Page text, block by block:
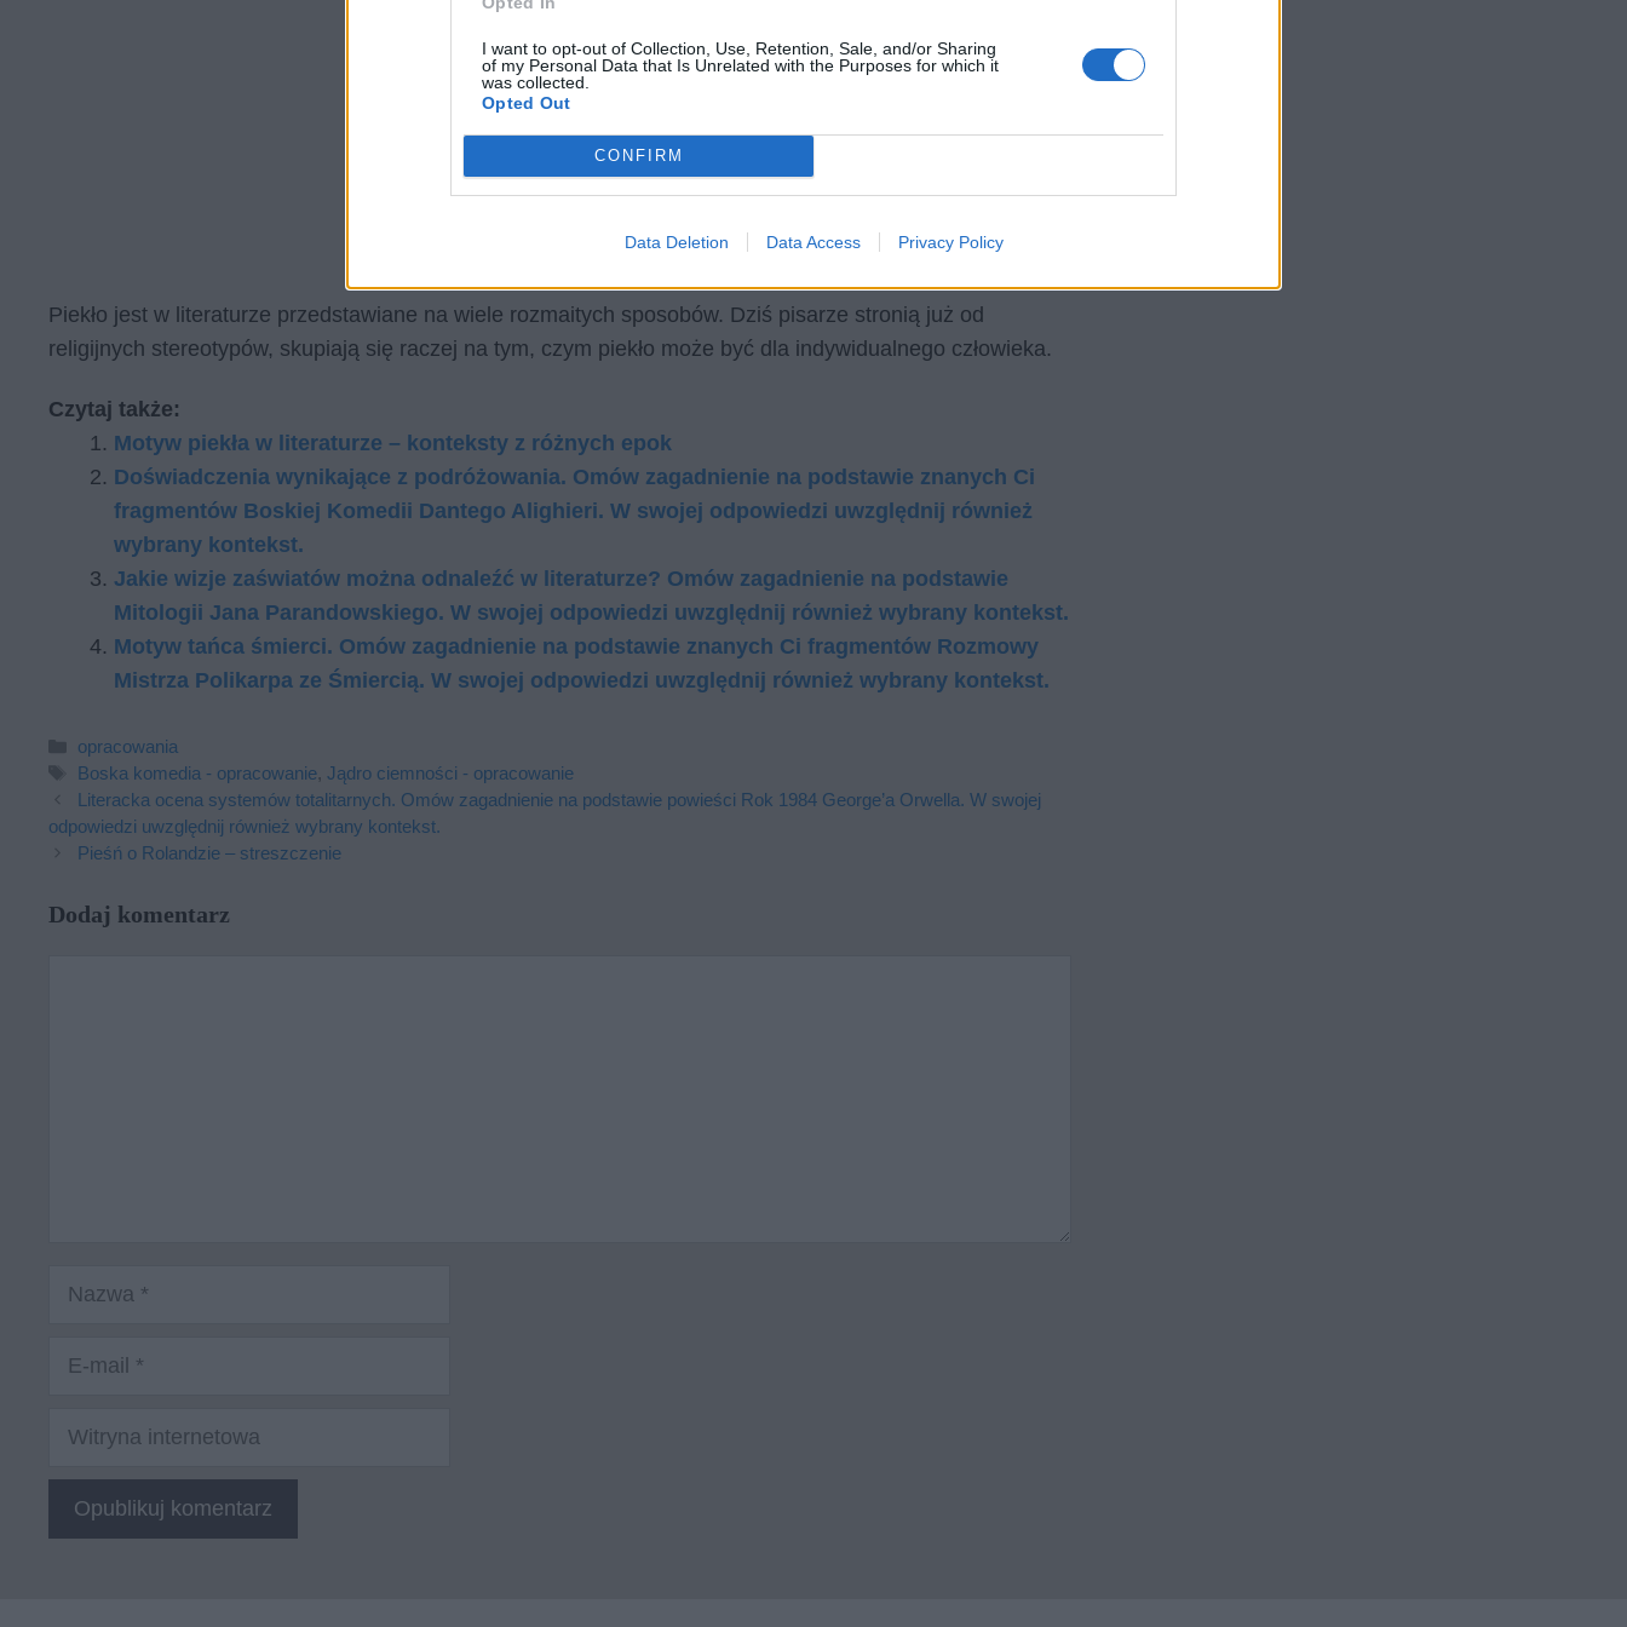
I want to opt-out of Collection, Use, Retention, Sale, and/or Sharing
of my Personal Data that Is Unrelated with the Purposes for which it
was collected.
Opted Out
CONFIRM
Data Deletion Data Access Privacy Policy
Piekło jest w literaturze przedstawiane na wiele rozmaitych sposobów. Dziś pisarze stronią już od
religijnych stereotypów, skupiają się raczej na tym, czym piekło może być dla indywidualnego człowieka.
Czytaj także:
Motyw piekła w literaturze – konteksty z różnych epok
Doświadczenia wynikające z podróżowania. Omów zagadnienie na podstawie znanych Ci
fragmentów Boskiej Komedii Dantego Alighieri. W swojej odpowiedzi uwzględnij również
wybrany kontekst.
Jakie wizje zaświatów można odnaleźć w literaturze? Omów zagadnienie na podstawie
Mitologii Jana Parandowskiego. W swojej odpowiedzi uwzględnij również wybrany kontekst.
Motyw tańca śmierci. Omów zagadnienie na podstawie znanych Ci fragmentów Rozmowy
Mistrza Polikarpa ze Śmiercią. W swojej odpowiedzi uwzględnij również wybrany kontekst.
Kategorie
opracowania
Tagi
Boska komedia - opracowanie,Jądro ciemności - opracowanie
Literacka ocena systemów totalitarnych. Omów zagadnienie na podstawie powieści Rok 1984 George’a Orwella. W swojej
odpowiedzi uwzględnij również wybrany kontekst.
Pieśń o Rolandzie – streszczenie
Dodaj komentarz
Nazwa
Witryna